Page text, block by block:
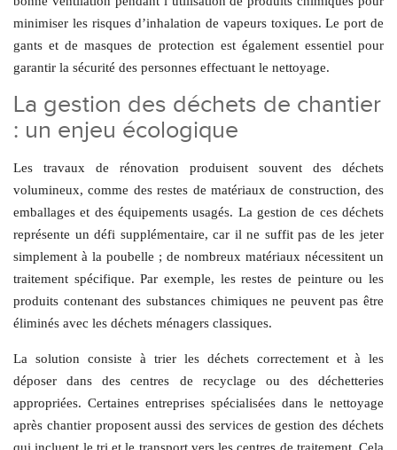
minimiser les risques d’inhalation de vapeurs toxiques. Le port de
gants et de masques de protection est également essentiel pour
garantir la sécurité des personnes effectuant le nettoyage.
La gestion des déchets de chantier
: un enjeu écologique
Les travaux de rénovation produisent souvent des déchets
volumineux, comme des restes de matériaux de construction, des
emballages et des équipements usagés. La gestion de ces déchets
représente un défi supplémentaire, car il ne suffit pas de les jeter
simplement à la poubelle ; de nombreux matériaux nécessitent un
traitement spécifique. Par exemple, les restes de peinture ou les
produits contenant des substances chimiques ne peuvent pas être
éliminés avec les déchets ménagers classiques.
La solution consiste à trier les déchets correctement et à les
déposer dans des centres de recyclage ou des déchetteries
appropriées. Certaines entreprises spécialisées dans le nettoyage
après chantier proposent aussi des services de gestion des déchets